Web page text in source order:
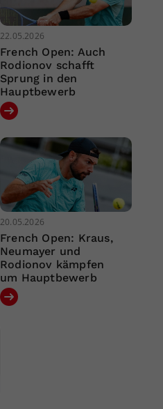
22.05.2026
French Open: Auch
Rodionov schafft
Sprung in den
Hauptbewerb
20.05.2026
French Open: Kraus,
Neumayer und
Rodionov kämpfen
um Hauptbewerb